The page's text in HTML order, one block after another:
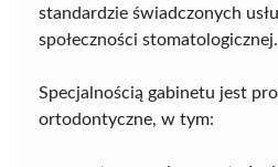
standardzie świadczonych
społeczności stomatologicznej.
Specjalnością gabinetu jest
ortodontyczne, w tym: